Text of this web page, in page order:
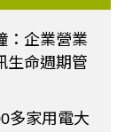
：企業營業
生命週期管
多家用電大